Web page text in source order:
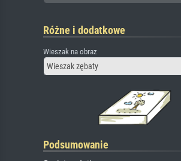
Różne i dodatkowe
Wieszak na obraz
Wieszak zębaty
Podsumowanie